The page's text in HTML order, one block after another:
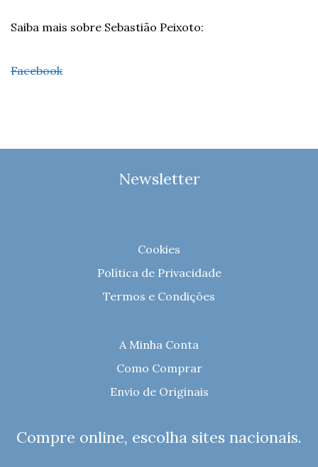
Saiba mais sobre Sebastião Peixoto:
Facebook
Newsletter
Cookies
Política de Privacidade
Termos e Condições
A Minha Conta
Como Comprar
Envio de Originais
Compre online, escolha sites nacionais.